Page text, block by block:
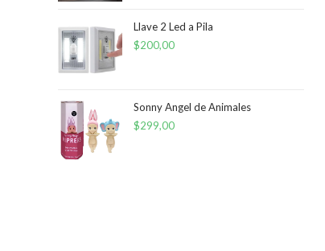
Llave 2 Led a Pila
$200,00
Sonny Angel de Animales
$299,00